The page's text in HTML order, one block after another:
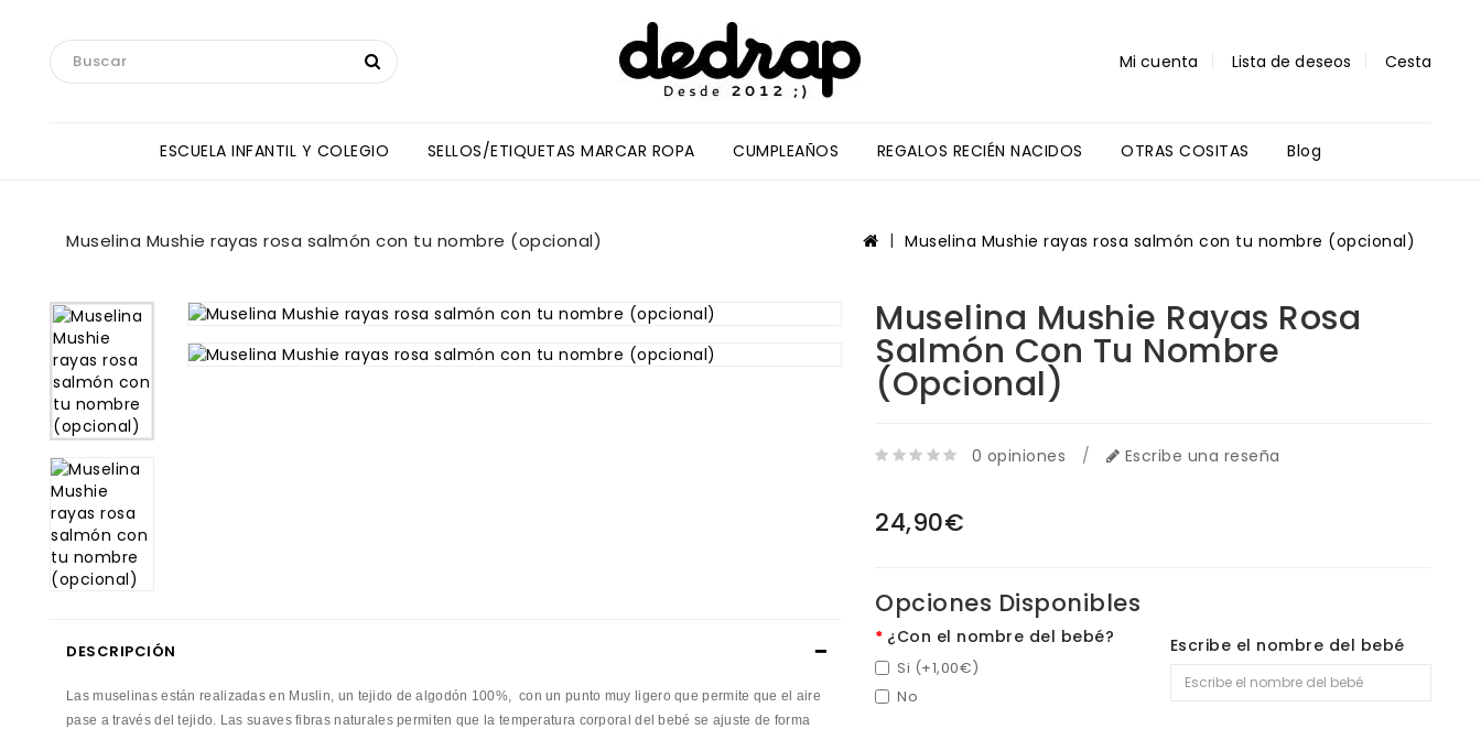
Mi cuenta Lista de deseos Cesta
ESCUELA INFANTIL Y COLEGIO SELLOS/ETIQUETAS MARCAR ROPA CUMPLEAÑOS REGALOS RECIÉN NACIDOS OTRAS COSITAS Blog
Muselina Mushie rayas rosa salmón con tu nombre (opcional) Muselina Mushie rayas rosa salmón con tu nombre (opcional)
DESCRIPCIÓN
Las muselinas están realizadas en Muslin, un tejido de algodón 100%, con un punto muy ligero que permite que el aire
pase a través del tejido. Las suaves fibras naturales permiten que la temperatura corporal del bebé se ajuste de forma
Muselina Mushie Rayas Rosa
Salmón Con Tu Nombre
(opcional)
0 opiniones / Escribe una reseña
24,90€
Opciones Disponibles
¿Con el nombre del bebé?
Si (+1,00€)
No
Escribe el nombre del bebé